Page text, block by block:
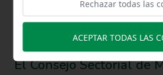
El Consejo Sectorial de
Rechazar todas las
ACEPTAR TODAS LAS